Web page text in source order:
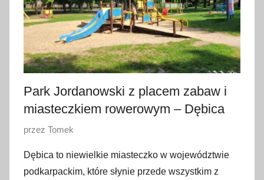
a
2
2
5
Park Jordanowski z placem zabaw i
miasteczkiem rowerowym – Dębica
O
u
b
przez Tomek
Dębica to niewielkie miasteczko w województwie
podkarpackim, które słynie przede wszystkim z